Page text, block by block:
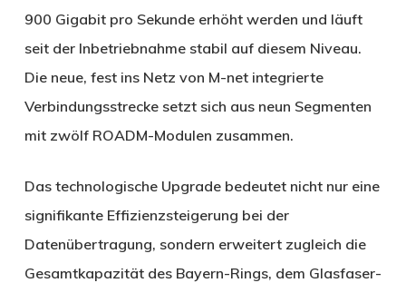
900 Gigabit pro Sekunde erhöht werden und läuft
seit der Inbetriebnahme stabil auf diesem Niveau.
Die neue, fest ins Netz von M-net integrierte
Verbindungsstrecke setzt sich aus neun Segmenten
mit zwölf ROADM-Modulen zusammen.
Das technologische Upgrade bedeutet nicht nur eine
signifikante Effizienzsteigerung bei der
Datenübertragung, sondern erweitert zugleich die
Gesamtkapazität des Bayern-Rings, dem Glasfaser-